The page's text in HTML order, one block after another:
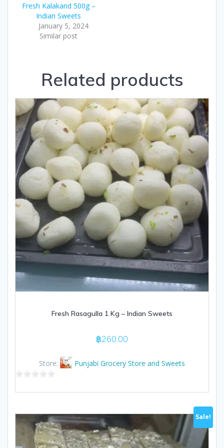
Fresh Kalakand 500g –
Indian Sweets
January 5, 2024
Similar post
Related products
Fresh Rasagulla 1 Kg – Indian Sweets
฿260.00
Store: Punjabi Grocery Store and Sweets
Sale!